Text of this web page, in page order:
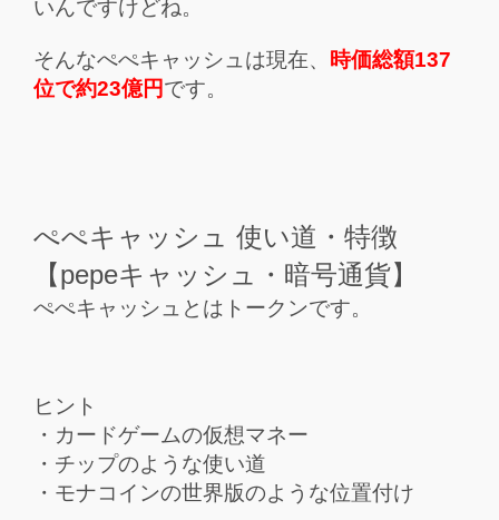
いんですけどね。
そんなぺぺキャッシュは現在、
時価総額137
位で約23億円です。
ぺぺキャッシュ 使い道・特徴
【pepeキャッシュ・暗号通貨】
ぺぺキャッシュとはトークンです。
ヒント
・カードゲームの仮想マネー
・チップのような使い道
・モナコインの世界版のような位置付け